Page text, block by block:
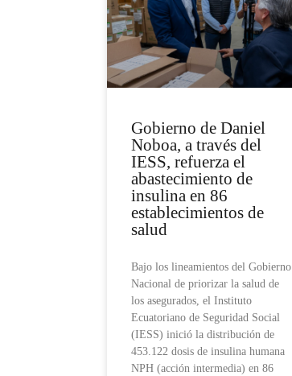
Gobierno de Daniel
Noboa, a través del
IESS, refuerza el
abastecimiento de
insulina en 86
establecimientos de
salud
Bajo los lineamientos del Gobierno
Nacional de priorizar la salud de
los asegurados, el Instituto
Ecuatoriano de Seguridad Social
(IESS) inició la distribución de
453.122 dosis de insulina humana
NPH (acción intermedia) en 86